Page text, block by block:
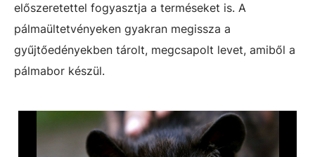
előszeretettel fogyasztja a terméseket is. A
pálmaültetvényeken gyakran megissza a
gyűjtőedényekben tárolt, megcsapolt levet, amiből a
pálmabor készül.